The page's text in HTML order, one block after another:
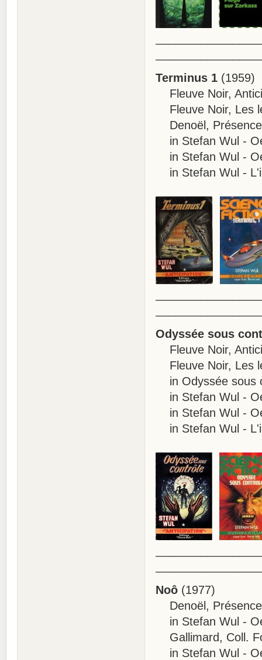
Terminus 1 (1959)
Fleuve Noir,
Fleuve Noir, Les
Denoël,
in Stefan Wul -
in Stefan Wul -
in Stefan Wul -
Odyssée sous
Fleuve Noir,
Fleuve Noir, Les
in Odyssée sous
in Stefan Wul -
in Stefan Wul -
in Stefan Wul -
Noô (1977)
Denoël, Présence
in Stefan Wul -
Gallimard, Coll.
in Stefan Wul -